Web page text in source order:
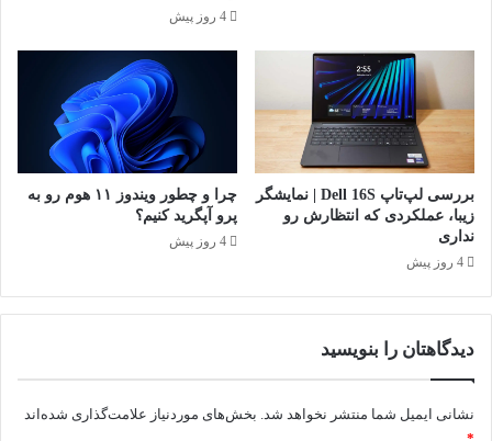
4 روز پیش
بررسی لپ‌تاپ Dell 16S | نمایشگر
زیبا، عملکردی که انتظارش رو
نداری
4 روز پیش
چرا و چطور ویندوز ۱۱ هوم رو به
پرو آپگرید کنیم؟
4 روز پیش
دیدگاهتان را بنویسید
نشانی ایمیل شما منتشر نخواهد شد. بخش‌های موردنیاز علامت‌گذاری شده‌اند